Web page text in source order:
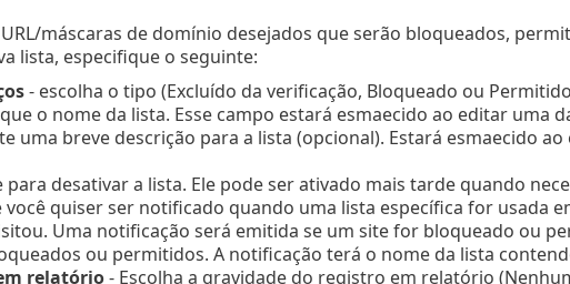
máscaras de domínio desejados que serão bloqueados,
lista, especifique o seguinte:
- escolha o tipo (Excluído da verificação, Bloqueado ou
o nome da lista. Esse campo estará esmaecido ao editar uma
uma breve descrição para a lista (opcional). Estará esmaecido
para desativar a lista. Ele pode ser ativado mais tarde quando
você quiser ser notificado quando uma lista específica for usada
Uma notificação será emitida se um site for bloqueado ou
ou permitidos. A notificação terá o nome da lista
relatório- Escolha a gravidade do registro em relatório